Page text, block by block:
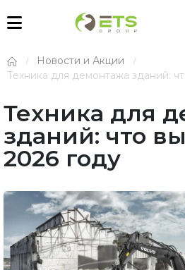
Новости и Акции
Техника для демонтажа зданий:
Техника для
зданий: что
2026 году